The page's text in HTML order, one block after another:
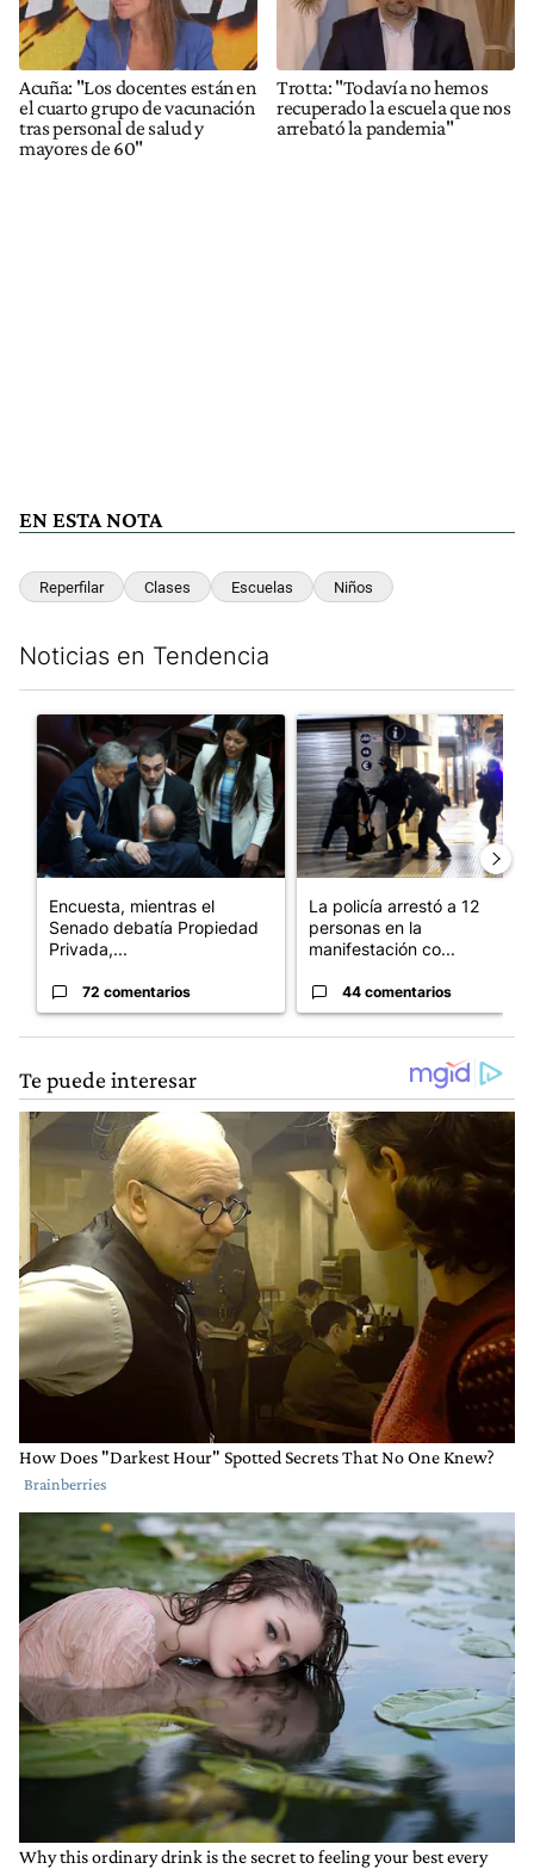
Acuña: "Los docentes están en
el cuarto grupo de vacunación
tras personal de salud y
mayores de 60"
Trotta: "Todavía no hemos
recuperado la escuela que nos
arrebató la pandemia"
EN ESTA NOTA
Reperfilar Clases Escuelas Niños
Noticias en Tendencia
Un artículo de tendencia con el título "Encuesta, mientras el
Encuesta, mientras el
Senado debatía Propiedad
Privada,...
72 comentarios
Un artículo de tendencia con
La policía arrestó a 12
personas en la
manifestación co...
44 comentarios